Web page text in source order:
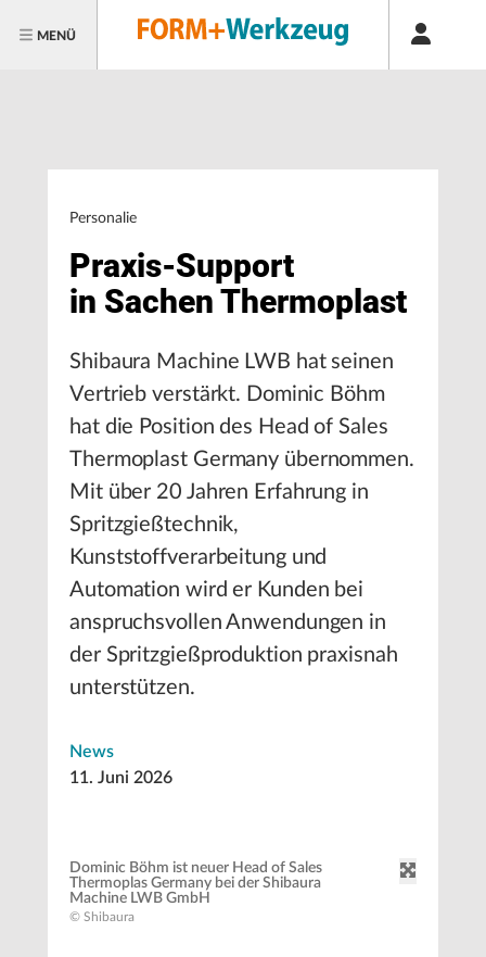
MENÜ
Personalie
Praxis-Support
in Sachen Thermoplast
Shibaura Machine LWB hat seinen
Vertrieb verstärkt. Dominic Böhm
hat die Position des Head of Sales
Thermoplast Germany übernommen.
Mit über 20 Jahren Erfahrung in
Spritzgießtechnik,
Kunststoffverarbeitung und
Automation wird er Kunden bei
anspruchsvollen Anwendungen in
der Spritzgießproduktion praxisnah
unterstützen.
News
11. Juni 2026
Dominic Böhm ist neuer Head of Sales
Thermoplas Germany bei der Shibaura
Machine LWB GmbH
© Shibaura